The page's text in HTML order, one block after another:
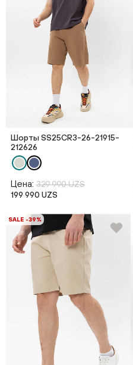
Шорты SS25CR3-26-21915-
212626
Цена: 329 990 UZS
199 990 UZS
SALE -39%